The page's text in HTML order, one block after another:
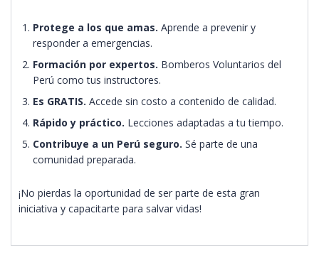
Protege a los que amas. Aprende a prevenir y
responder a emergencias.
Formación por expertos. Bomberos Voluntarios del
Perú como tus instructores.
Es GRATIS. Accede sin costo a contenido de calidad.
Rápido y práctico. Lecciones adaptadas a tu tiempo.
Contribuye a un Perú seguro. Sé parte de una
comunidad preparada.
¡No pierdas la oportunidad de ser parte de esta gran
iniciativa y capacitarte para salvar vidas!